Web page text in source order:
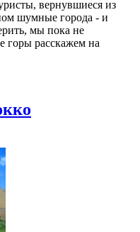
вернувшиеся из
шумные города - и
мы пока не
горы расскажем на